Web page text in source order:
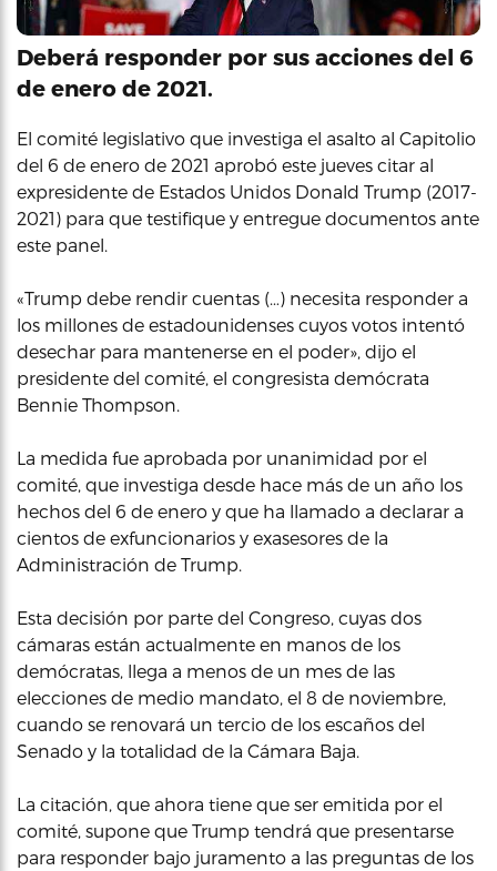
Deberá responder por sus acciones del 6
de enero de 2021.
El comité legislativo que investiga el asalto al Capitolio
del 6 de enero de 2021 aprobó este jueves citar al
expresidente de Estados Unidos Donald Trump (2017-
2021) para que testifique y entregue documentos ante
este panel.
«Trump debe rendir cuentas (…) necesita responder a
los millones de estadounidenses cuyos votos intentó
desechar para mantenerse en el poder», dijo el
presidente del comité, el congresista demócrata
Bennie Thompson.
La medida fue aprobada por unanimidad por el
comité, que investiga desde hace más de un año los
hechos del 6 de enero y que ha llamado a declarar a
cientos de exfuncionarios y exasesores de la
Administración de Trump.
Esta decisión por parte del Congreso, cuyas dos
cámaras están actualmente en manos de los
demócratas, llega a menos de un mes de las
elecciones de medio mandato, el 8 de noviembre,
cuando se renovará un tercio de los escaños del
Senado y la totalidad de la Cámara Baja.
La citación, que ahora tiene que ser emitida por el
comité, supone que Trump tendrá que presentarse
para responder bajo juramento a las preguntas de los